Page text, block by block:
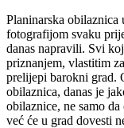
Planinarska obilaznica
fotografijom svaku
danas napravili. Svi
priznanjem, vlastitim
prelijepi barokni grad.
obilaznica, danas je
obilaznice, ne samo
već će u grad dovesti